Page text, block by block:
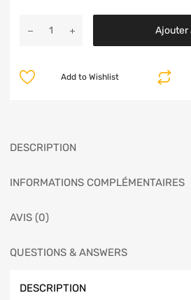
Ajouter
Add to Wishlist
DESCRIPTION
INFORMATIONS COMPLÉMENTAIRES
AVIS (0)
QUESTIONS & ANSWERS
DESCRIPTION